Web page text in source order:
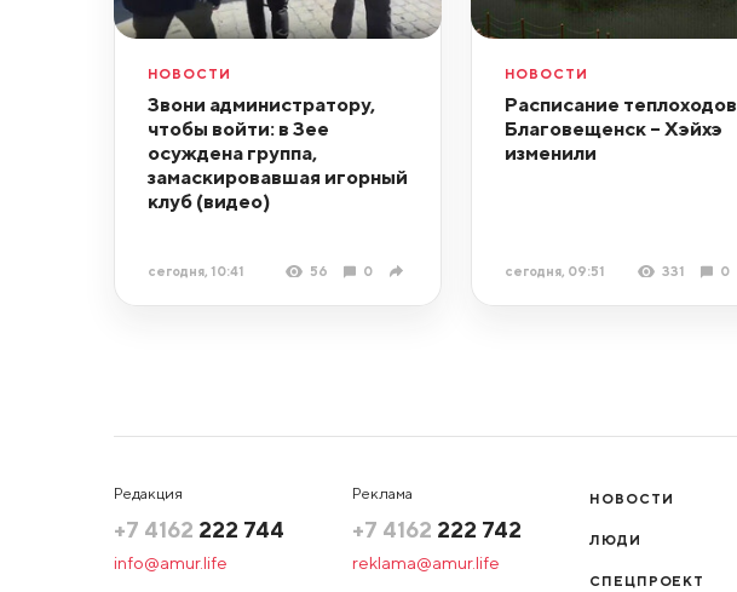
НОВОСТИ
Звони администратору,
чтобы войти: в Зее
осуждена группа,
замаскировавшая игорный
клуб (видео)
сегодня, 10:41 56 0
НОВОСТИ
Расписание теплоходов
Благовещенск – Хэйхэ
изменили
сегодня, 09:51 331 0
Редакция
+7 4162 222 744
info@amur.life
Реклама
+7 4162 222 742
reklama@amur.life
НОВОСТИ
ЛЮДИ
СПЕЦПРОЕКТ